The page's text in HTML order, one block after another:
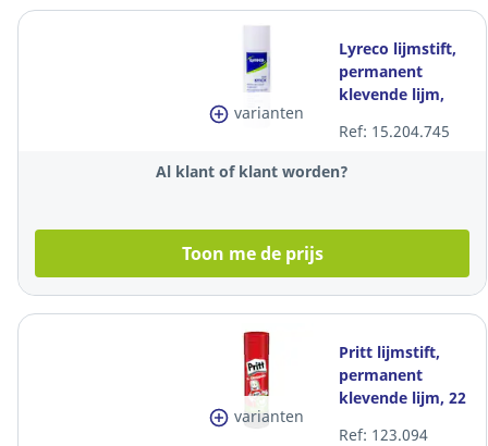
varianten
Lyreco lijmstift,
permanent
klevende lijm,
Ref: 15.204.745
Al klant of klant worden?
Toon me de prijs
varianten
Pritt lijmstift,
permanent
klevende lijm, 22
Ref: 123.094